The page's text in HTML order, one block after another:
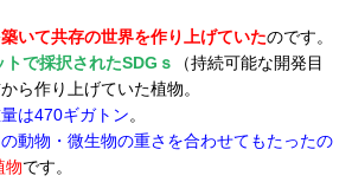
いて共存の世界を作り上げていたのです。
で採択されたSDGｓ
（持続可能な開発目
ら作り上げていた植物。
は470ギガトン。
動物・微生物の重さを合わせてもたったの
物です。